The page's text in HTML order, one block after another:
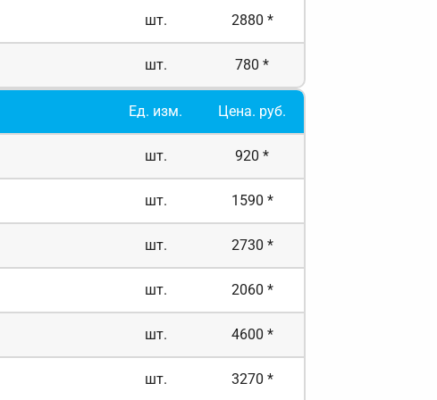
шт. 2880 *
шт. 780 *
Ед. изм. Цена. руб.
шт. 920 *
шт. 1590 *
шт. 2730 *
шт. 2060 *
шт. 4600 *
шт. 3270 *